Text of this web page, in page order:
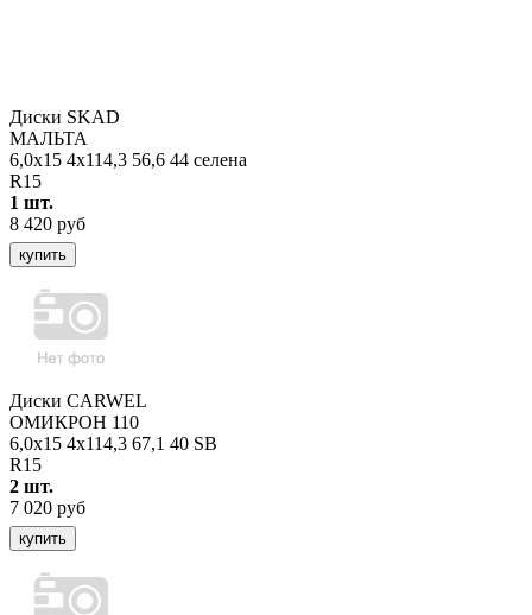
Диски SKAD
МАЛЬТА
6,0x15 4x114,3 56,6 44 селена
R15
1 шт.
8 420 руб
купить
Диски CARWEL
ОМИКРОН 110
6,0x15 4x114,3 67,1 40 SB
R15
2 шт.
7 020 руб
купить